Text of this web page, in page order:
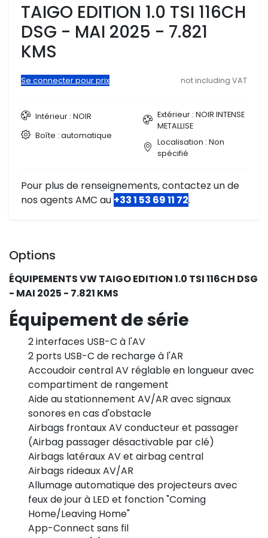
TAIGO EDITION 1.0 TSI 116CH
DSG - MAI 2025 - 7.821
KMS
Se connecter pour prix not including VAT
Intérieur : NOIR
Boîte : automatique
Extérieur : NOIR INTENSE
METALLISE
Localisation : Non
spécifié
Pour plus de renseignements, contactez un de
nos agents AMC au +33 1 53 69 11 72.
Options
ÉQUIPEMENTS VW TAIGO EDITION 1.0 TSI 116CH DSG
- MAI 2025 - 7.821 KMS
Équipement de série
2 interfaces USB-C à l'AV
2 ports USB-C de recharge à l'AR
Accoudoir central AV réglable en longueur avec
compartiment de rangement
Aide au stationnement AV/AR avec signaux
sonores en cas d'obstacle
Airbags frontaux AV conducteur et passager
(Airbag passager désactivable par clé)
Airbags latéraux AV et airbag central
Airbags rideaux AV/AR
Allumage automatique des projecteurs avec
feux de jour à LED et fonction "Coming
Home/Leaving Home"
App-Connect sans fil